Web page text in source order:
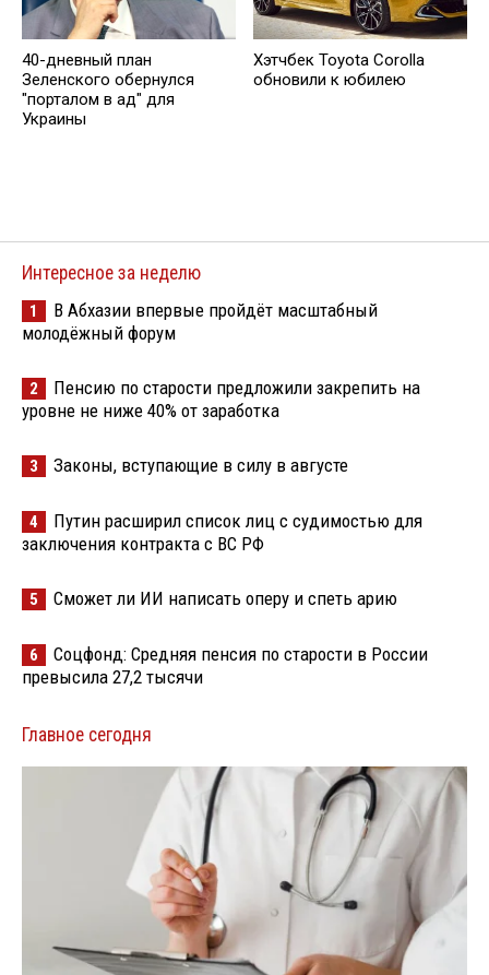
40-дневный план
Зеленского обернулся
"порталом в ад" для
Украины
Хэтчбек Toyota Corolla
обновили к юбилею
Интересное за неделю
1
В Абхазии впервые пройдёт масштабный
молодёжный форум
2
Пенсию по старости предложили закрепить на
уровне не ниже 40% от заработка
3 Законы, вступающие в силу в августе
4
Путин расширил список лиц с судимостью для
заключения контракта с ВС РФ
5 Сможет ли ИИ написать оперу и спеть арию
6
Соцфонд: Средняя пенсия по старости в России
превысила 27,2 тысячи
Главное сегодня